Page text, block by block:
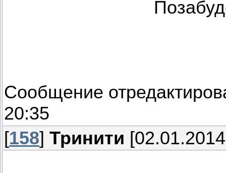
Сообщение
20:35
[158] Тринити